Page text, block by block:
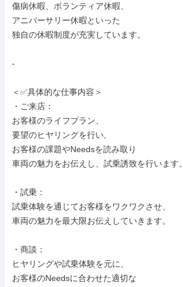
傷病休暇、ボランティア休暇、
アニバーサリー休暇といった
独自の休暇制度が充実しています。
-
＜✅具体的な仕事内容＞
・ご来店：
お客様のライフプラン、
要望のヒヤリングを行い,
お客様の課題やNeedsを読み取り
車両の魅力をお伝えし、試乗誘致を行います。
・試乗：
試乗体験を通じてお客様をワクワクさせ、
車両の魅力を最大限お伝えしていきます。
・商談：
ヒヤリングや試乗体験を元に、
お客様のNeedsに合わせた適切な